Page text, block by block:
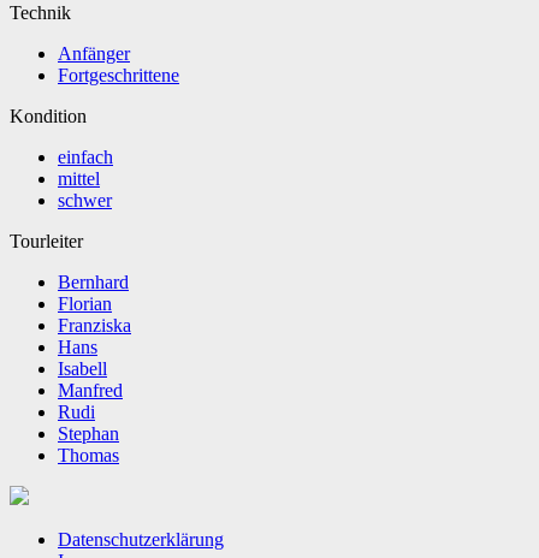
Technik
Anfänger
Fortgeschrittene
Kondition
einfach
mittel
schwer
Tourleiter
Bernhard
Florian
Franziska
Hans
Isabell
Manfred
Rudi
Stephan
Thomas
Datenschutzerklärung